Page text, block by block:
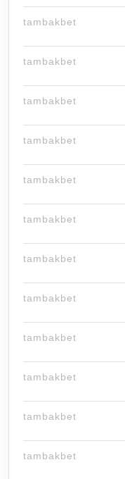
tambakbet
tambakbet
tambakbet
tambakbet
tambakbet
tambakbet
tambakbet
tambakbet
tambakbet
tambakbet
tambakbet
tambakbet